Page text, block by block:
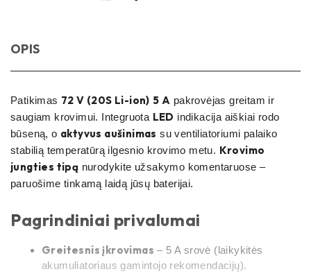
OPIS
Patikimas 72 V (20S Li-ion) 5 A pakrovėjas greitam ir
saugiam krovimui. Integruota LED indikacija aiškiai rodo
būseną, o aktyvus aušinimas su ventiliatoriumi palaiko
stabilią temperatūrą ilgesnio krovimo metu. Krovimo
jungties tipą nurodykite užsakymo komentaruose –
paruošime tinkamą laidą jūsų baterijai.
Pagrindiniai privalumai
Greitesnis įkrovimas – 5 A srovė (laikykitės
akumuliatoriaus gamintojo rekomendacijų).